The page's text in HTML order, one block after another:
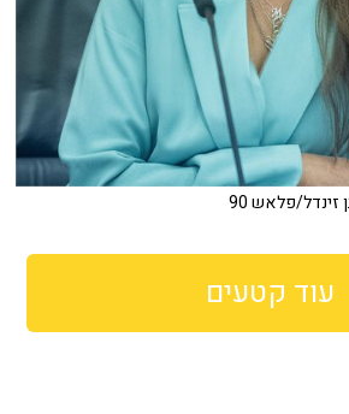
זינדל/פלאש 90
עוד קטעים